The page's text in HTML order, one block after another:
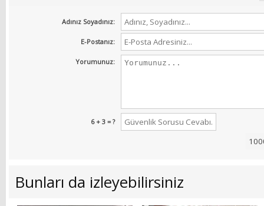
Adınız Soyadınız:
E-Postanız:
Yorumunuz:
6 + 3 = ?
Bunları da izleyebilirsiniz